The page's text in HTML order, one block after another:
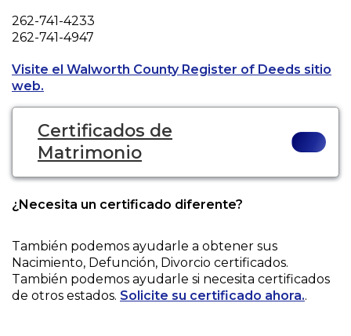
Phone
262-741-4233
Fax
262-741-4947
Visite el Walworth County Register of Deeds sitio
web.
Certificados de
Matrimonio
¿Necesita un certificado diferente?
También podemos ayudarle a obtener sus
Nacimiento, Defunción, Divorcio certificados.
También podemos ayudarle si necesita certificados
de otros estados. Solicite su certificado ahora..